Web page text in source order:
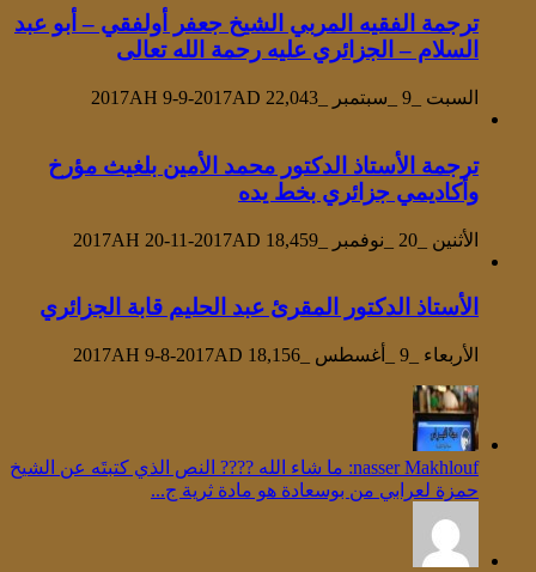
ترجمة الفقيه المربي الشيخ جعفر أولفقي – أبو عبد
السلام – الجزائري عليه رحمة الله تعالى
السبت _9 _سبتمبر _2017AH 9-9-2017AD 22,043
ترجمة الأستاذ الدكتور محمد الأمين بلغيث مؤرخ
وأكاديمي جزائري بخط يده
الأثنين _20 _نوفمبر _2017AH 20-11-2017AD 18,459
الأستاذ الدكتور المقرئ عبد الحليم قابة الجزائري
الأربعاء _9 _أغسطس _2017AH 9-8-2017AD 18,156
‪nasser Makhlouf‬‏: ما شاء الله ???? النص الذي كتبتَه عن الشيخ
حمزة لعرابي من بوسعادة هو مادة ثرية ج...